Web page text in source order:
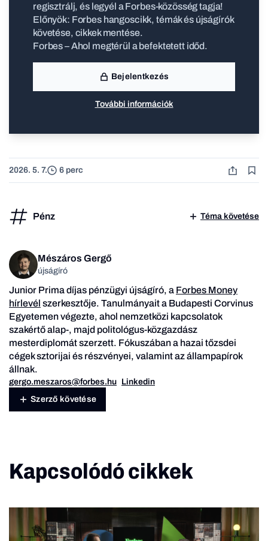
regisztrálj, és legyél a Forbes-közösség tagja!
Előnyök: Forbes hangoscikk, témák és újságírók
követése, cikkek mentése.
Forbes – Ahol megtérül a befektetett időd.
Bejelentkezés
További információk
2026. 5. 7. 6 perc
Pénz Téma követése
Mészáros Gergő
újságíró
Junior Prima díjas pénzügyi újságíró, a Forbes Money
hírlevél szerkesztője. Tanulmányait a Budapesti Corvinus
Egyetemen végezte, ahol nemzetközi kapcsolatok
szakértő alap-, majd politológus-közgazdász
mesterdiplomát szerzett. Fókuszában a hazai tőzsdei
cégek sztorijai és részvényei, valamint az állampapírok
állnak.
gergo.meszaros@forbes.hu Linkedin
Szerző követése
Kapcsolódó cikkek